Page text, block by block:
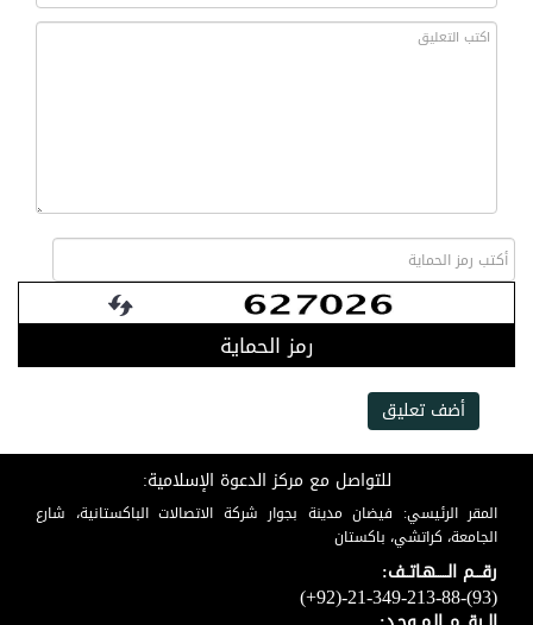
رمز الحماية
أضف تعليق
للتواصل مع مركز الدعوة الإسلامية:
المقر الرئيسي: فيضان مدينة بجوار شركة الاتصالات الباكستانية، شارع
الجامعة، كراتشي، باكستان
رقـــم الـــــهـاتــف:
(+92)-21-349-213-88-(93)